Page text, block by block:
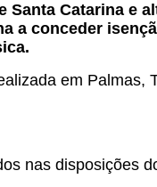
Catarina e
a conceder
em
nas disposições